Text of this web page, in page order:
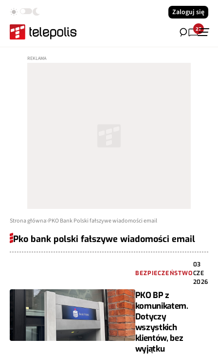
Zaloguj się
27
Strona główna PKO Bank Polski fałszywe wiadomości email
Pko bank polski fałszywe wiadomości email
BEZPIECZEŃSTWO
03
CZE
2026
PKO BP z
komunikatem.
Dotyczy
wszystkich
klientów, bez
wyjątku